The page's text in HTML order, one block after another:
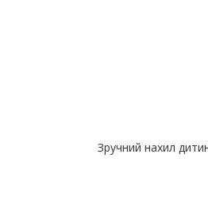
Зручний нахил